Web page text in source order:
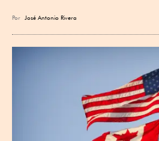
Por José Antonio Rivera